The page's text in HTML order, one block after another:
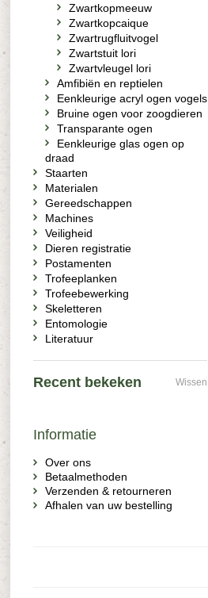
Zwartkopmeeuw
Zwartkopcaique
Zwartrugfluitvogel
Zwartstuit lori
Zwartvleugel lori
Amfibiën en reptielen
Eenkleurige acryl ogen vogels
Bruine ogen voor zoogdieren
Transparante ogen
Eenkleurige glas ogen op
draad
Staarten
Materialen
Gereedschappen
Machines
Veiligheid
Dieren registratie
Postamenten
Trofeeplanken
Trofeebewerking
Skeletteren
Entomologie
Literatuur
Recent bekeken Wissen
Informatie
Over ons
Betaalmethoden
Verzenden & retourneren
Afhalen van uw bestelling